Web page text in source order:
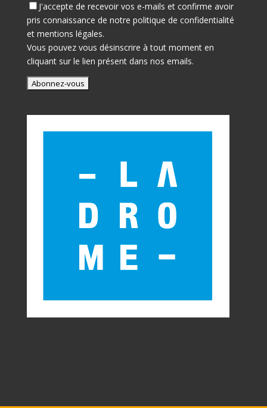
J'accepte de recevoir vos e-mails et confirme avoir
pris connaissance de notre politique de confidentialité
et mentions légales.
Vous pouvez vous désinscrire à tout moment en
cliquant sur le lien présent dans nos emails.